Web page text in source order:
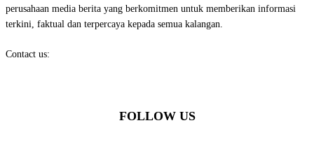
perusahaan media berita yang berkomitmen untuk memberikan informasi
terkini, faktual dan terpercaya kepada semua kalangan.
Contact us:
FOLLOW US